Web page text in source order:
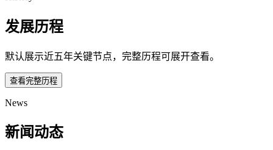
发展历程
默认展示近五年关键节点，完整历程可展开查看。
查看完整历程
News
新闻动态